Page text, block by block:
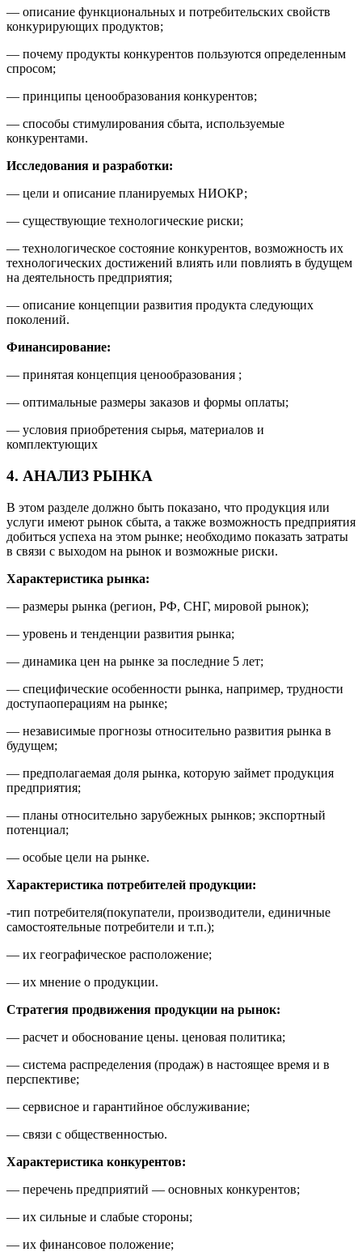
— описание функциональных и потребительских свойств
конкурирующих продуктов;
— почему продукты конкурентов пользуются определенным
спросом;
— принципы ценообразования конкурентов;
— способы стимулирования сбыта, используемые
конкурентами.
Исследования и разработки:
— цели и описание планируемых НИОКР;
— существующие технологические риски;
— технологическое состояние конкурентов, возможность их
технологических достижений влиять или повлиять в будущем
на деятельность предприятия;
— описание концепции развития продукта следующих
поколений.
Финансирование:
— принятая концепция ценообразования ;
— оптимальные размеры заказов и формы оплаты;
— условия приобретения сырья, материалов и
комплектующих
4. АНАЛИЗ РЫНКА
В этом разделе должно быть показано, что продукция или
услуги имеют рынок сбыта, а также возможность предприятия
добиться успеха на этом рынке; необходимо показать затраты
в связи с выходом на рынок и возможные риски.
Характеристика рынка:
— размеры рынка (регион, РФ, СНГ, мировой рынок);
— уровень и тенденции развития рынка;
— динамика цен на рынке за последние 5 лет;
— специфические особенности рынка, например, трудности
доступаоперациям на рынке;
— независимые прогнозы относительно развития рынка в
будущем;
— предполагаемая доля рынка, которую займет продукция
предприятия;
— планы относительно зарубежных рынков; экспортный
потенциал;
— особые цели на рынке.
Характеристика потребителей продукции:
-тип потребителя(покупатели, производители, единичные
самостоятельные потребители и т.п.);
— их географическое расположение;
— их мнение о продукции.
Стратегия продвижения продукции на рынок:
— расчет и обоснование цены. ценовая политика;
— система распределения (продаж) в настоящее время и в
перспективе;
— сервисное и гарантийное обслуживание;
— связи с общественностью.
Характеристика конкурентов:
— перечень предприятий — основных конкурентов;
— их сильные и слабые стороны;
— их финансовое положение;